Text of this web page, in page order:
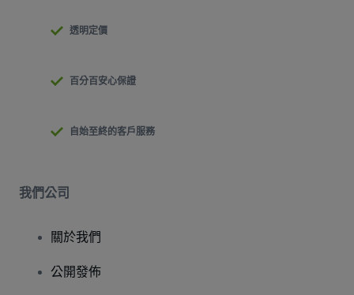
透明定價
百分百安心保證
自始至終的客戶服務
我們公司
關於我們
公開發佈